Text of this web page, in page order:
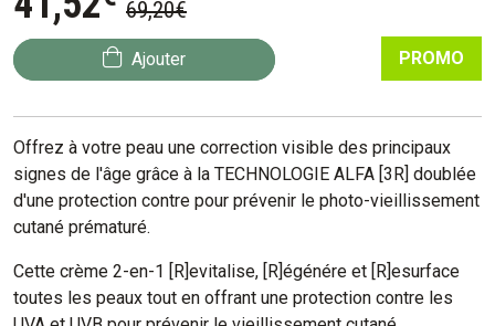
69,20€
Ajouter PROMO
Offrez à votre peau une correction visible des principaux
signes de l'âge grâce à la TECHNOLOGIE ALFA [3R] doublée
d'une protection contre pour prévenir le photo-vieillissement
cutané prématuré.
Cette crème 2-en-1 [R]evitalise, [R]égénére et [R]esurface
toutes les peaux tout en offrant une protection contre les